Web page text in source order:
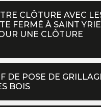
CLÔTURE AVEC
FERMÉ À SAINT
UNE CLÔTURE
DE POSE DE
BOIS